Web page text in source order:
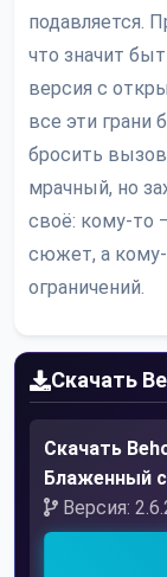
подавляется.
что значит
версия с
все эти грани
бросить
мрачный, но
своё: кому-то
сюжет, а
ограничений.
Скачать
Скачать
Блаженный
Версия: